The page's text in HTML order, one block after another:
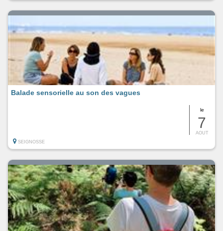
le
7
AOUT
Balade sensorielle au son des vagues
SEIGNOSSE